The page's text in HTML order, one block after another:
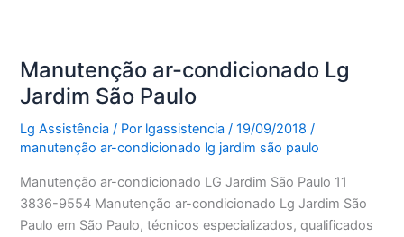
Manutenção ar-condicionado Lg
Jardim São Paulo
Lg Assistência / Por lgassistencia/19/09/2018 /
manutenção ar-condicionado lg jardim são paulo
Manutenção ar-condicionado LG Jardim São Paulo 11
3836-9554 Manutenção ar-condicionado Lg Jardim São
Paulo em São Paulo, técnicos especializados, qualificados